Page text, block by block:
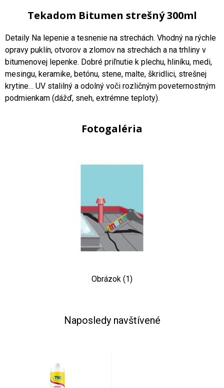
Tekadom Bitumen strešný 300ml
Detaily Na lepenie a tesnenie na strechách. Vhodný na rýchle
opravy puklín, otvorov a zlomov na strechách a na trhliny v
bitumenovej lepenke. Dobré priľnutie k plechu, hliníku, medi,
mesingu, keramike, betónu, stene, malte, škridlici, strešnej
krytine… UV stalilný a odolný voči rozličným poveternostným
podmienkam (dážď, sneh, extrémne teploty).
Fotogaléria
Obrázok (1)
Naposledy navštívené